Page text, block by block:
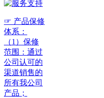
☞ 产品保修
体系：
（1）保修
范围：通过
公司认可的
渠道销售的
所有我公司
产品；